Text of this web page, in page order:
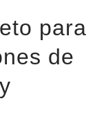
para
de